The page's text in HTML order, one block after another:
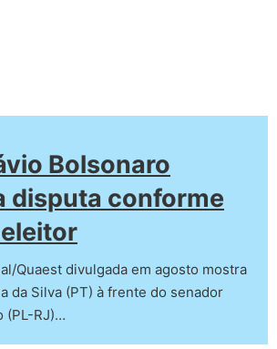
Bolsonaro
disputa conforme
Quaest divulgada em agosto mostra
da Silva (PT) à frente do senador
(PL-RJ)…